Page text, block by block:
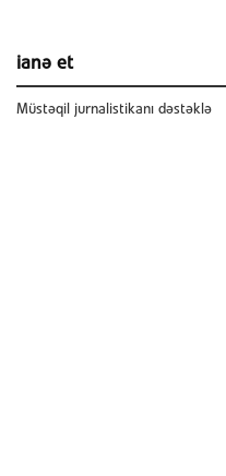
ianə et
Müstəqil jurnalistikanı dəstəklə